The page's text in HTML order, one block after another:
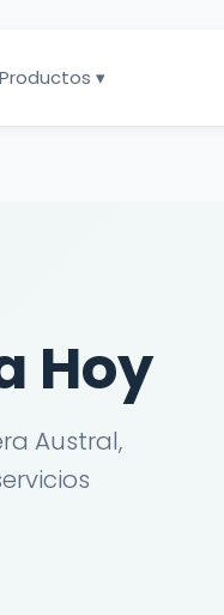
Productos ▾
Hoy
Austral,